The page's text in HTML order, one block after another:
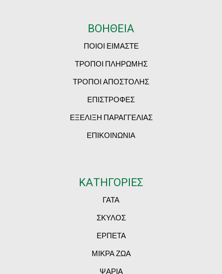
ΒΟΗΘΕΙΑ
ΠΟΙΟΙ ΕΙΜΑΣΤΕ
ΤΡΟΠΟΙ ΠΛΗΡΩΜΗΣ
ΤΡΟΠΟΙ ΑΠΟΣΤΟΛΗΣ
ΕΠΙΣΤΡΟΦΕΣ
ΕΞΕΛΙΞΗ ΠΑΡΑΓΓΕΛΙΑΣ
ΕΠΙΚΟΙΝΩΝΙΑ
ΚΑΤΗΓΟΡΙΕΣ
ΓΑΤΑ
ΣΚΥΛΟΣ
ΕΡΠΕΤΑ
ΜΙΚΡΑ ΖΩΑ
ΨΑΡΙΑ